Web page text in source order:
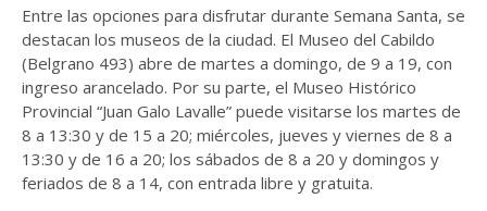
Entre las opciones para disfrutar durante Semana Santa, se
destacan los museos de la ciudad. El Museo del Cabildo
(Belgrano 493) abre de martes a domingo, de 9 a 19, con
ingreso arancelado. Por su parte, el Museo Histórico
Provincial “Juan Galo Lavalle” puede visitarse los martes de
8 a 13:30 y de 15 a 20; miércoles, jueves y viernes de 8 a
13:30 y de 16 a 20; los sábados de 8 a 20 y domingos y
feriados de 8 a 14, con entrada libre y gratuita.